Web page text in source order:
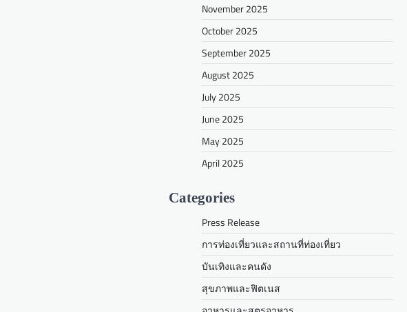
November 2025
October 2025
September 2025
August 2025
July 2025
June 2025
May 2025
April 2025
Categories
Press Release
การท่องเที่ยวและสถานที่ท่องเที่ยว
บันเทิงและคนดัง
สุขภาพและฟิตเนส